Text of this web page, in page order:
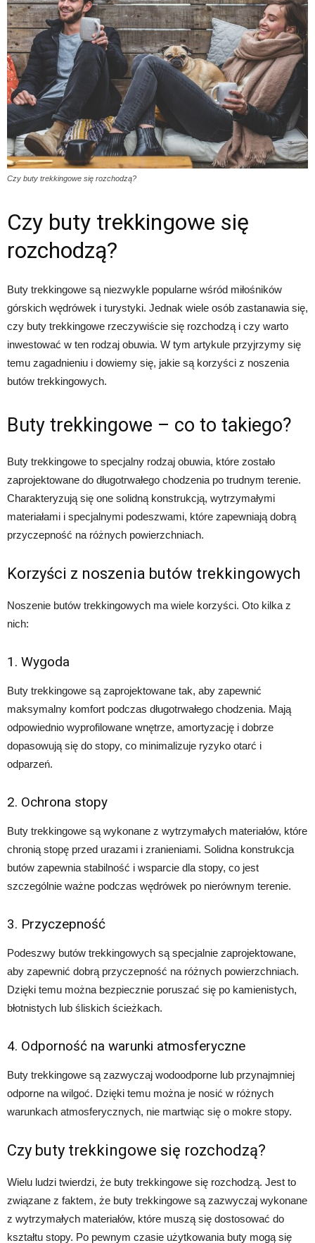
Czy buty trekkingowe się rozchodzą?
Czy buty trekkingowe się
rozchodzą?
Buty trekkingowe są niezwykle popularne wśród miłośników
górskich wędrówek i turystyki. Jednak wiele osób zastanawia się,
czy buty trekkingowe rzeczywiście się rozchodzą i czy warto
inwestować w ten rodzaj obuwia. W tym artykule przyjrzymy się
temu zagadnieniu i dowiemy się, jakie są korzyści z noszenia
butów trekkingowych.
Buty trekkingowe – co to takiego?
Buty trekkingowe to specjalny rodzaj obuwia, które zostało
zaprojektowane do długotrwałego chodzenia po trudnym terenie.
Charakteryzują się one solidną konstrukcją, wytrzymałymi
materiałami i specjalnymi podeszwami, które zapewniają dobrą
przyczepność na różnych powierzchniach.
Korzyści z noszenia butów trekkingowych
Noszenie butów trekkingowych ma wiele korzyści. Oto kilka z
nich:
1. Wygoda
Buty trekkingowe są zaprojektowane tak, aby zapewnić
maksymalny komfort podczas długotrwałego chodzenia. Mają
odpowiednio wyprofilowane wnętrze, amortyzację i dobrze
dopasowują się do stopy, co minimalizuje ryzyko otarć i
odparzeń.
2. Ochrona stopy
Buty trekkingowe są wykonane z wytrzymałych materiałów, które
chronią stopę przed urazami i zranieniami. Solidna konstrukcja
butów zapewnia stabilność i wsparcie dla stopy, co jest
szczególnie ważne podczas wędrówek po nierównym terenie.
3. Przyczepność
Podeszwy butów trekkingowych są specjalnie zaprojektowane,
aby zapewnić dobrą przyczepność na różnych powierzchniach.
Dzięki temu można bezpiecznie poruszać się po kamienistych,
błotnistych lub śliskich ścieżkach.
4. Odporność na warunki atmosferyczne
Buty trekkingowe są zazwyczaj wodoodporne lub przynajmniej
odporne na wilgoć. Dzięki temu można je nosić w różnych
warunkach atmosferycznych, nie martwiąc się o mokre stopy.
Czy buty trekkingowe się rozchodzą?
Wielu ludzi twierdzi, że buty trekkingowe się rozchodzą. Jest to
związane z faktem, że buty trekkingowe są zazwyczaj wykonane
z wytrzymałych materiałów, które muszą się dostosować do
kształtu stopy. Po pewnym czasie użytkowania buty mogą się